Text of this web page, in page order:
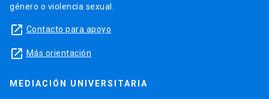
género o violencia sexual.
launch Contacto para apoyo
launch Más orientación
MEDIACIÓN UNIVERSITARIA